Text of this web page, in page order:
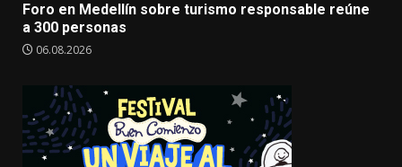
Foro en Medellín sobre turismo responsable reúne
a 300 personas
06.08.2026